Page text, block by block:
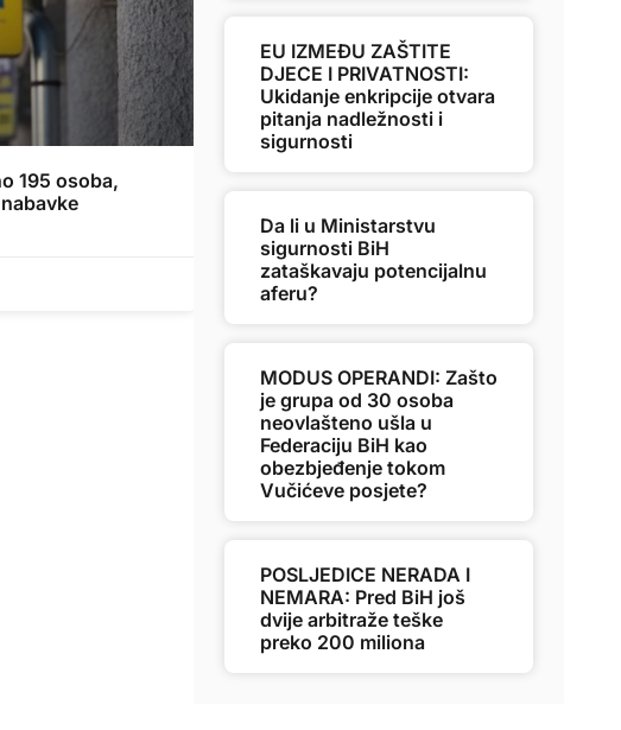
195 osoba,
EU IZMEĐU ZAŠTITE
DJECE I PRIVATNOSTI:
Ukidanje enkripcije otvara
pitanja nadležnosti i
sigurnosti
Da li u Ministarstvu
sigurnosti BiH
zataškavaju potencijalnu
aferu?
MODUS OPERANDI: Zašto
je grupa od 30 osoba
neovlašteno ušla u
Federaciju BiH kao
obezbjeđenje tokom
Vučićeve posjete?
POSLJEDICE NERADA I
NEMARA: Pred BiH još
dvije arbitraže teške
preko 200 miliona